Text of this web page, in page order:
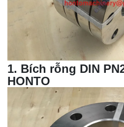
1. Bích rỗng DIN
HONTO